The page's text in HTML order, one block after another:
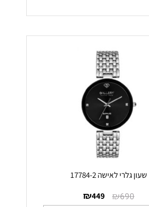
שעון גלרי לאישה 17784-2
₪690
₪449